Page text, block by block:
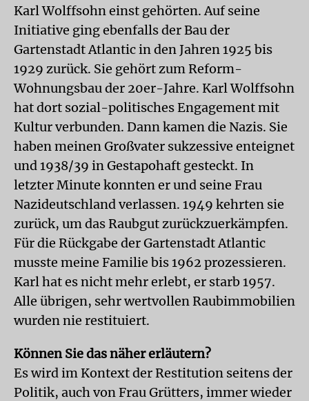
Karl Wolffsohn einst gehörten. Auf seine
Initiative ging ebenfalls der Bau der
Gartenstadt Atlantic in den Jahren 1925 bis
1929 zurück. Sie gehört zum Reform-
Wohnungsbau der 20er-Jahre. Karl Wolffsohn
hat dort sozial-politisches Engagement mit
Kultur verbunden. Dann kamen die Nazis. Sie
haben meinen Großvater sukzessive enteignet
und 1938/39 in Gestapohaft gesteckt. In
letzter Minute konnten er und seine Frau
Nazideutschland verlassen. 1949 kehrten sie
zurück, um das Raubgut zurückzuerkämpfen.
Für die Rückgabe der Gartenstadt Atlantic
musste meine Familie bis 1962 prozessieren.
Karl hat es nicht mehr erlebt, er starb 1957.
Alle übrigen, sehr wertvollen Raubimmobilien
wurden nie restituiert.
Können Sie das näher erläutern?
Es wird im Kontext der Restitution seitens der
Politik, auch von Frau Grütters, immer wieder